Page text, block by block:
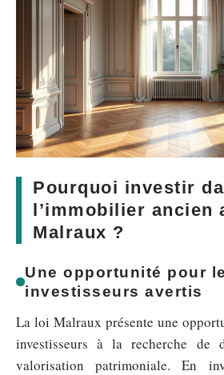
Pourquoi investir
l’immobilier ancien
Malraux ?
Une opportunité pour
investisseurs avertis
La loi Malraux présente une
investisseurs à la recherche de
valorisation patrimoniale. En